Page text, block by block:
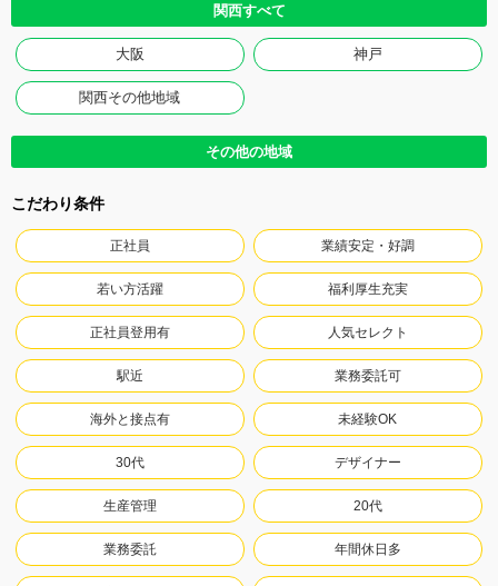
関西すべて
大阪 神戸
関西その他地域
その他の地域
こだわり条件
正社員 業績安定・好調
若い方活躍 福利厚生充実
正社員登用有 人気セレクト
駅近 業務委託可
海外と接点有 未経験OK
30代 デザイナー
生産管理 20代
業務委託 年間休日多